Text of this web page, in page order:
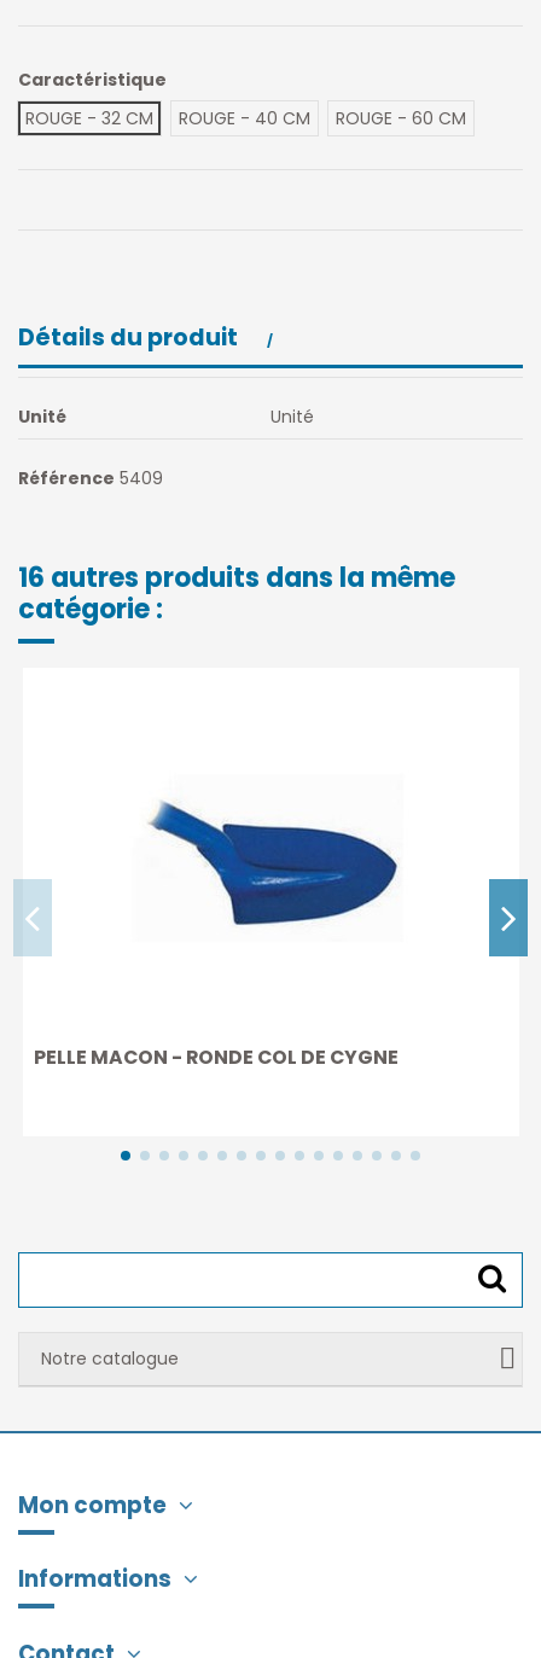
Caractéristique
ROUGE - 32 CM
ROUGE - 40 CM ROUGE - 60 CM
Détails du produit
Unité Unité
Référence 5409
16 autres produits dans la même
catégorie :
PELLE MACON - RONDE COL DE CYGNE
Notre catalogue
Mon compte
Informations